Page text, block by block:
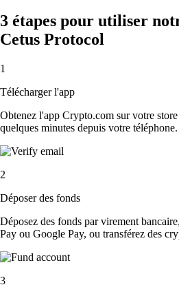
3 étapes pour utiliser
Cetus Protocol
1
Télécharger l'app
Obtenez l'app Crypto.com sur votre
quelques minutes depuis votre téléphone.
2
Déposer des fonds
Déposez des fonds par virement
Pay ou Google Pay, ou transférez des
3